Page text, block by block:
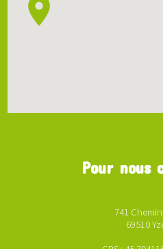
Pour nous
741
69510